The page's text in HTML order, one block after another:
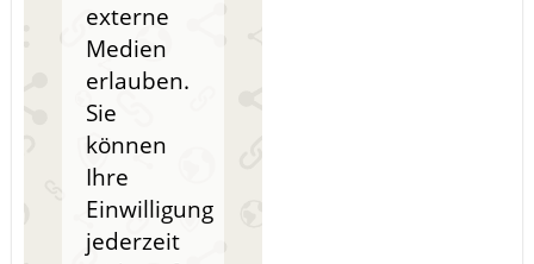
externe
Medien
erlauben.
Sie
können
Ihre
Einwilligung
jederzeit